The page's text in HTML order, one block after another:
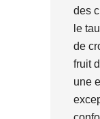
des
le
de
fruit
une